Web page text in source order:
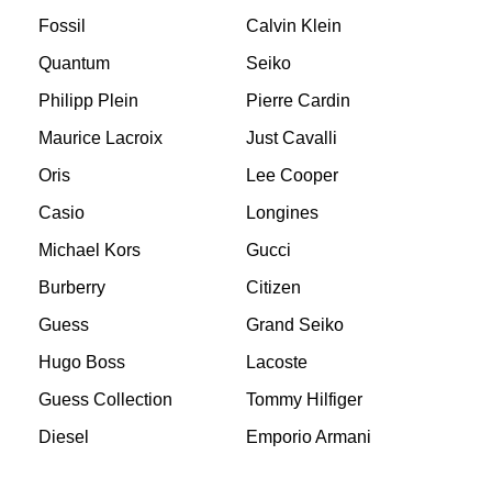
Fossil
Calvin Klein
Quantum
Seiko
Philipp Plein
Pierre Cardin
Maurice Lacroix
Just Cavalli
Oris
Lee Cooper
Casio
Longines
Michael Kors
Gucci
Burberry
Citizen
Guess
Grand Seiko
Hugo Boss
Lacoste
Guess Collection
Tommy Hilfiger
Diesel
Emporio Armani